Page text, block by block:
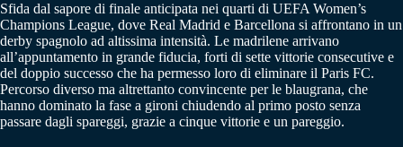
Sfida dal sapore di finale anticipata nei quarti di UEFA Women’s
Champions League, dove Real Madrid e Barcellona si affrontano in un
derby spagnolo ad altissima intensità. Le madrilene arrivano
all’appuntamento in grande fiducia, forti di sette vittorie consecutive e
del doppio successo che ha permesso loro di eliminare il Paris FC.
Percorso diverso ma altrettanto convincente per le blaugrana, che
hanno dominato la fase a gironi chiudendo al primo posto senza
passare dagli spareggi, grazie a cinque vittorie e un pareggio.